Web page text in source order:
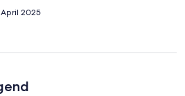
Urlaubs auch super angenehm. Das
man wirklich seine Ruhe hat.
Spielplatz gegenüber, generell
in unzähligen leckeren Restaurants.
und dann ins "blaue Haus".
2025